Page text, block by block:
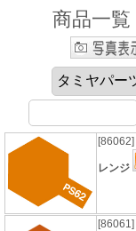
商品一覧
[86062]
レンジ
[86061]